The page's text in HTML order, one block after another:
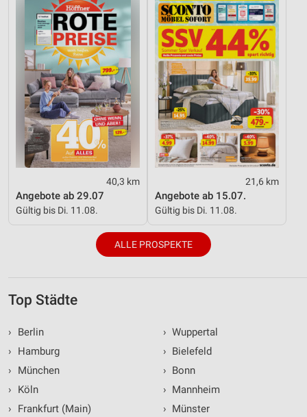
40,3 km
Angebote ab 29.07
Gültig bis Di. 11.08.
21,6 km
Angebote ab 15.07.
Gültig bis Di. 11.08.
ALLE PROSPEKTE
Top Städte
›
Berlin
›
Hamburg
›
München
›
Köln
›
Frankfurt (Main)
› Wuppertal
› Bielefeld
› Bonn
› Mannheim
› Münster